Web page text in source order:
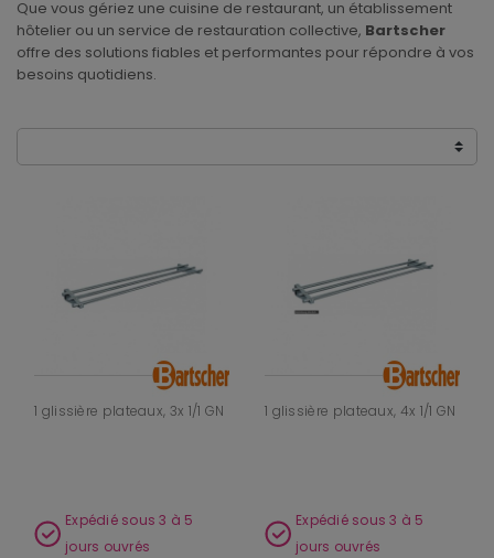
Que vous gériez une cuisine de restaurant, un établissement
hôtelier ou un service de restauration collective, Bartscher
offre des solutions fiables et performantes pour répondre à vos
besoins quotidiens.
1 glissière plateaux, 3x 1/1 GN
Expédié sous 3 à 5
jours ouvrés
1 glissière plateaux, 4x 1/1 GN
Expédié sous 3 à 5
jours ouvrés